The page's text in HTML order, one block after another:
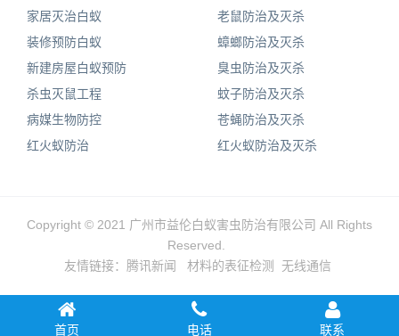
家居灭治白蚁
装修预防白蚁
新建房屋白蚁预防
杀虫灭鼠工程
病媒生物防控
红火蚁防治
老鼠防治及灭杀
蟑螂防治及灭杀
臭虫防治及灭杀
蚊子防治及灭杀
苍蝇防治及灭杀
红火蚁防治及灭杀
Copyright © 2021 广州市益伦白蚁害虫防治有限公司 All Rights
Reserved.
友情链接：
腾讯新闻 材料的表征检测 无线通信
首页 电话 联系